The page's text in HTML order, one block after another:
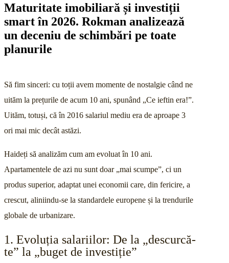
Maturitate imobiliară și investiții
smart în 2026. Rokman analizează
un deceniu de schimbări pe toate
planurile
Să fim sinceri: cu toții avem momente de nostalgie când ne
uităm la prețurile de acum 10 ani, spunând „Ce ieftin era!”.
Uităm, totuși, că în 2016 salariul mediu era de aproape 3
ori mai mic decât astăzi.
Haideți să analizăm cum am evoluat în 10 ani.
Apartamentele de azi nu sunt doar „mai scumpe”, ci un
produs superior, adaptat unei economii care, din fericire, a
crescut, aliniindu-se la standardele europene și la trendurile
globale de urbanizare.
1. Evoluția salariilor: De la „descurcă-
te” la „buget de investiție”